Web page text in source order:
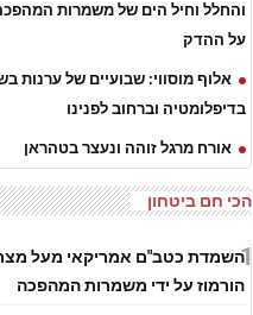
והחלל וחיל הים של משמרות
על ההדק
אלוף מוסווי: שבועיים של ערנות
בדיפלומטיה וברחוב לפנינו
אורח מרגל זוהה ונעצר בטהראן
הכי חם ביטחון
1השמדת כטב"ם אמריקאי מעל
הורמוז על ידי משמרות המהפכה